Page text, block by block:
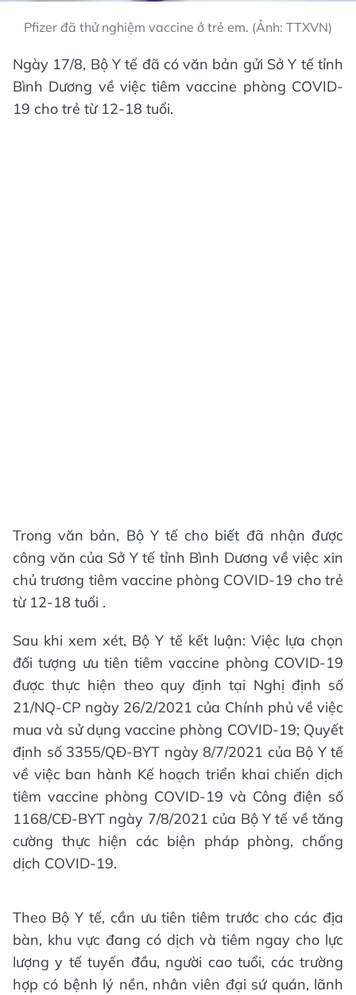
Pfizer đã thử nghiệm vaccine ở trẻ em. (Ảnh: TTXVN)
Ngày 17/8, Bộ Y tế đã có văn bản gửi Sở Y tế tỉnh
Bình Dương về việc tiêm vaccine phòng COVID-
19 cho trẻ từ 12-18 tuổi.
Trong văn bản, Bộ Y tế cho biết đã nhận được
công văn của Sở Y tế tỉnh Bình Dương về việc xin
chủ trương tiêm vaccine phòng COVID-19 cho trẻ
từ 12-18 tuổi .
Sau khi xem xét, Bộ Y tế kết luận: Việc lựa chọn
đối tượng ưu tiên tiêm vaccine phòng COVID-19
được thực hiện theo quy định tại Nghị định số
21/NQ-CP ngày 26/2/2021 của Chính phủ về việc
mua và sử dụng vaccine phòng COVID-19; Quyết
định số 3355/QĐ-BYT ngày 8/7/2021 của Bộ Y tế
về việc ban hành Kế hoạch triển khai chiến dịch
tiêm vaccine phòng COVID-19 và Công điện số
1168/CĐ-BYT ngày 7/8/2021 của Bộ Y tế về tăng
cường thực hiện các biện pháp phòng, chống
dịch COVID-19.
Theo Bộ Y tế, cần ưu tiên tiêm trước cho các địa
bàn, khu vực đang có dịch và tiêm ngay cho lực
lượng y tế tuyến đầu, người cao tuổi, các trường
hợp có bệnh lý nền, nhân viên đại sứ quán, lãnh